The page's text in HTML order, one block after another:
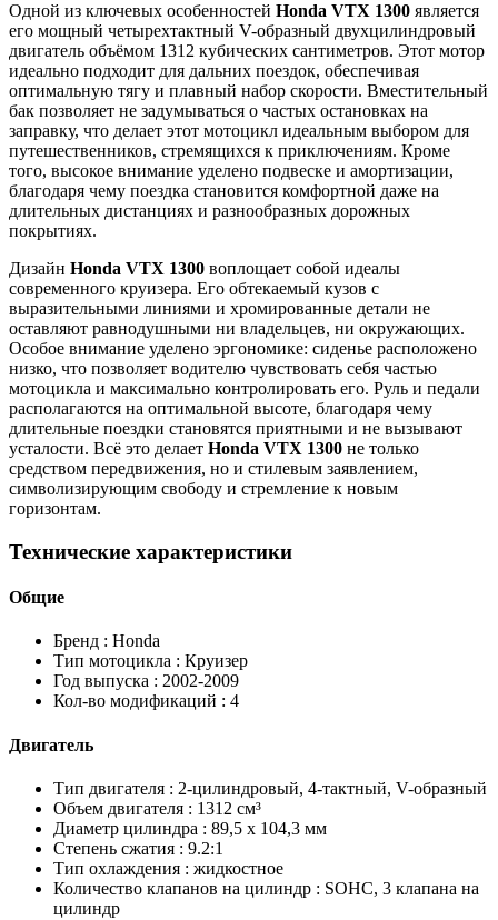
Одной из ключевых особенностей Honda VTX 1300 является
его мощный четырехтактный V-образный двухцилиндровый
двигатель объёмом 1312 кубических сантиметров. Этот мотор
идеально подходит для дальних поездок, обеспечивая
оптимальную тягу и плавный набор скорости. Вместительный
бак позволяет не задумываться о частых остановках на
заправку, что делает этот мотоцикл идеальным выбором для
путешественников, стремящихся к приключениям. Кроме
того, высокое внимание уделено подвеске и амортизации,
благодаря чему поездка становится комфортной даже на
длительных дистанциях и разнообразных дорожных
покрытиях.
Дизайн Honda VTX 1300 воплощает собой идеалы
современного круизера. Его обтекаемый кузов с
выразительными линиями и хромированные детали не
оставляют равнодушными ни владельцев, ни окружающих.
Особое внимание уделено эргономике: сиденье расположено
низко, что позволяет водителю чувствовать себя частью
мотоцикла и максимально контролировать его. Руль и педали
располагаются на оптимальной высоте, благодаря чему
длительные поездки становятся приятными и не вызывают
усталости. Всё это делает Honda VTX 1300 не только
средством передвижения, но и стилевым заявлением,
символизирующим свободу и стремление к новым
горизонтам.
Технические характеристики
Общие
Бренд : Honda
Тип мотоцикла : Круизер
Год выпуска : 2002-2009
Кол-во модификаций : 4
Двигатель
Тип двигателя : 2-цилиндровый, 4-тактный, V-образный
Объем двигателя : 1312 см³
Диаметр цилиндра : 89,5 x 104,3 мм
Степень сжатия : 9.2:1
Тип охлаждения : жидкостное
Количество клапанов на цилиндр : SOHC, 3 клапана на
цилиндр